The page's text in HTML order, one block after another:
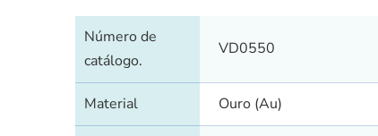
Número de
catálogo.
VD0550
Material Ouro (Au)